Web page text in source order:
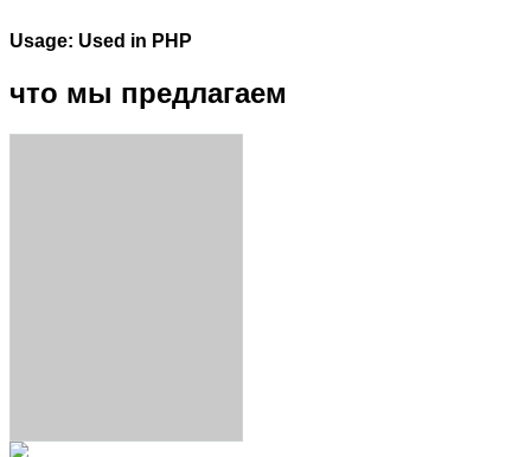
Usage: Used in PHP
что мы предлагаем